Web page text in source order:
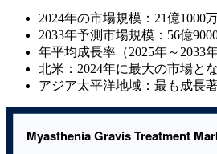
2024年の市場規模：21億1000
2033年予測市場規模：56億
年平均成長率（2025年～2033
北米：2024年に最大の市場と
アジア太平洋地域：最も成長